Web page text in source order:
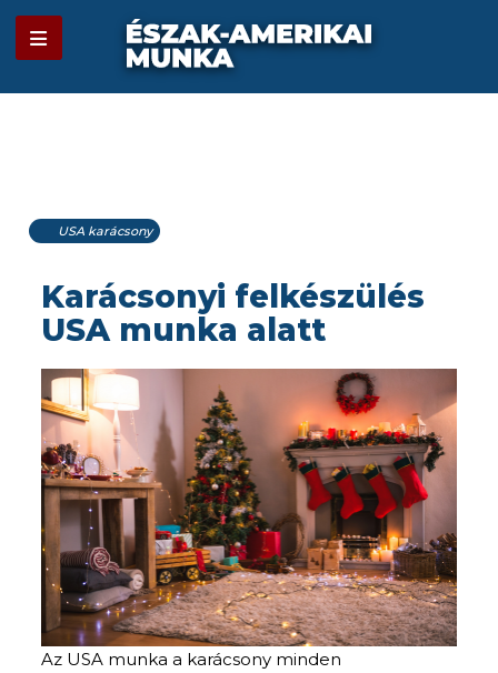
USA karácsony
Karácsonyi felkészülés
USA munka alatt
Az USA munka a karácsony minden